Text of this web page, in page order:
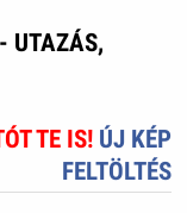
UTAZÁS,
TE IS! ÚJ KÉP
FELTÖLTÉS